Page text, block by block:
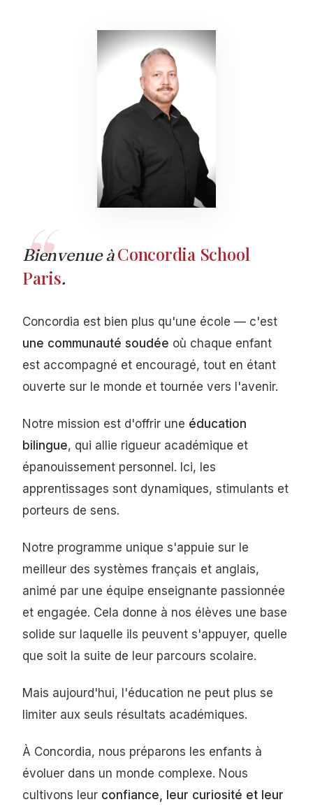
Bienvenue àConcordia School
Paris.
Concordia est bien plus qu'une école — c'est
une communauté soudée où chaque enfant
est accompagné et encouragé, tout en étant
ouverte sur le monde et tournée vers l'avenir.
Notre mission est d'offrir une éducation
bilingue, qui allie rigueur académique et
épanouissement personnel. Ici, les
apprentissages sont dynamiques, stimulants et
porteurs de sens.
Notre programme unique s'appuie sur le
meilleur des systèmes français et anglais,
animé par une équipe enseignante passionnée
et engagée. Cela donne à nos élèves une base
solide sur laquelle ils peuvent s'appuyer, quelle
que soit la suite de leur parcours scolaire.
Mais aujourd'hui, l'éducation ne peut plus se
limiter aux seuls résultats académiques.
À Concordia, nous préparons les enfants à
évoluer dans un monde complexe. Nous
cultivons leur confiance, leur curiosité et leur